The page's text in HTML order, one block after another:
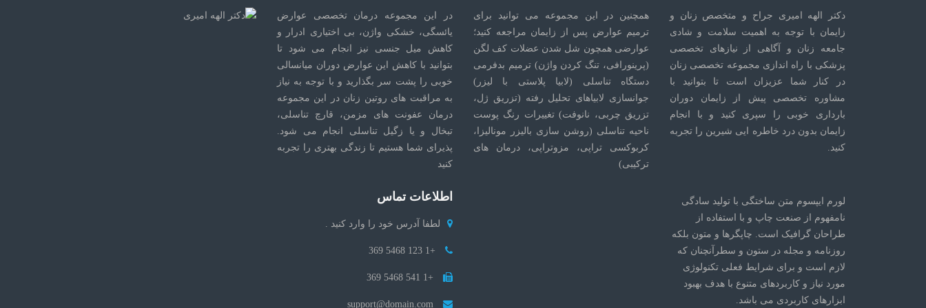
دکتر الهه امیری جراح و متخصص زنان و
زایمان با توجه به اهمیت سلامت و شادی
جامعه زنان و آگاهی از نیازهای تخصصی
پزشکی با راه اندازی مجموعه تخصصی زنان
در کنار شما عزیزان است تا بتوانید با
مشاوره تخصصی پیش از زایمان دوران
بارداری خوبی را سپری کنید و با انجام
زایمان بدون درد خاطره ایی شیرین را تجربه
کنید.
لورم ایپسوم متن ساختگی با تولید سادگی
نامفهوم از صنعت چاپ و با استفاده از
طراحان گرافیک است. چاپگرها و متون بلکه
روزنامه و مجله در ستون و سطرآنچنان که
لازم است و برای شرایط فعلی تکنولوژی
مورد نیاز و کاربردهای متنوع با هدف بهبود
ابزارهای کاربردی می باشد.
همچنین در این مجموعه می توانید برای
ترمیم عوارض پس از زایمان مراجعه کنید؛
عوارضی همچون شل شدن عضلات کف لگن
(پرینورافی، تنگ کردن واژن) ترمیم بدفرمی
دستگاه تناسلی (لابیا پلاستی با لیزر)
جوانسازی لابیاهای تحلیل رفته (تزریق ژل،
تزریق چربی، نانوفت) تغییرات رنگ پوست
ناحیه تناسلی (روشن سازی بالیزر مونالیزا،
کربوکسی تراپی، مزوتراپی، درمان های
ترکیبی)
در این مجموعه درمان تخصصی عوارض
یائسگی، خشکی واژن، بی اختیاری ادرار و
کاهش میل جنسی نیز انجام می شود تا
بتوانید با کاهش این عوارض دوران میانسالی
خوبی را پشت سر بگذارید و با توجه به نیاز
به مراقبت های روتین زنان در این مجموعه
درمان عفونت های مزمن، قارچ تناسلی،
تبخال و یا زگیل تناسلی انجام می شود.
پذیرای شما هستیم تا زندگی بهتری را تجربه
کنید
اطلاعات تماس
لطفا آدرس خود را وارد کنید .
+1 123 5468 369
+1 541 5468 369